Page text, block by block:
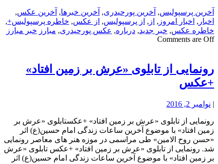
آخرین پرسپولیس, آخرین پورحیدری, آخرین خبرها, آخرین عکس,
اخبار , اخبار امروز , از , از پرسپولیس, از عکس, خاطره پرسپولیس+,
خاطره عکس, خبر جدید, درباره, عکس پورحیدری, مبارز خبر مبارز
Comments are Off
رونمایی از تابلوی «عرش بر زمین افتاد»
+عکس
| نوامبر 2, 2016
رونمایی از تابلوی «عرش بر زمین افتاد» +عکستابلوی «عرش بر
زمین افتاد» با موضوع آخرین ساعات زندگی امام حسین(ع) اثر
«حسن روح الامین» طی مراسمی در موزه هنر های معاصر رونمایی
شد. رونمایی از تابلوی «عرش بر زمین افتاد» +عکس تابلوی «عرش
بر زمین افتاد» با موضوع آخرین ساعات زندگی امام حسین(ع) اثر